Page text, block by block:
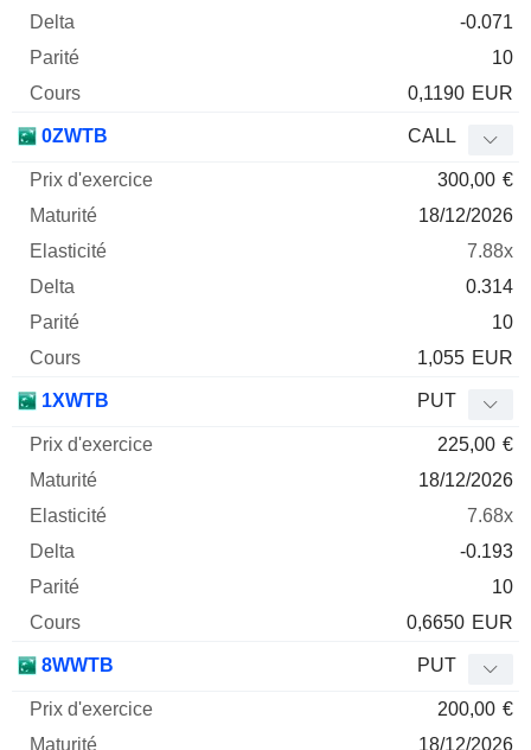
-0.071
10
0,1190 EUR
0ZWTB CALL
300,00 €
18/12/2026
7.88x
0.314
10
1,055 EUR
1XWTB PUT
225,00 €
18/12/2026
7.68x
-0.193
10
0,6650 EUR
8WWTB PUT
200,00 €
18/12/2026